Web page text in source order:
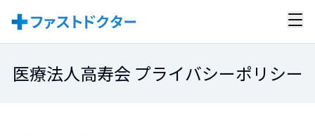
医療法人高寿会 プライバシーポリシー